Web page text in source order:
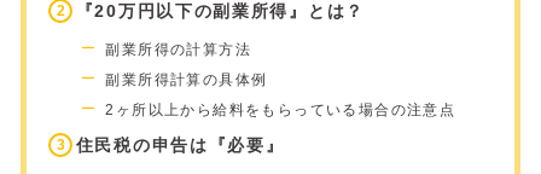
『20万円以下の副業所得』とは？
副業所得の計算方法
副業所得計算の具体例
2ヶ所以上から給料をもらっている場合の注意点
住民税の申告は『必要』